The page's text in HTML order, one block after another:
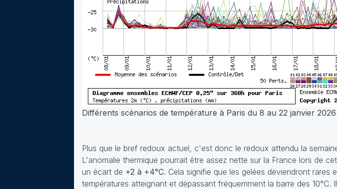
Différents scénarios de température à Paris du 8 au 22 janvier 2026
Plus que le bref redoux actuel, c'est donc le redoux attendu la
L'anomalie thermique pourrait être assez nette sur la France lors de
un écart de +2 à +4°C. Cela signifie que les gelées deviendront
températures atteignant et dépassant fréquemment la barre des